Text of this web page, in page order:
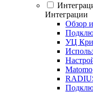
Интеграции
Обзор
УЦ
Matomo